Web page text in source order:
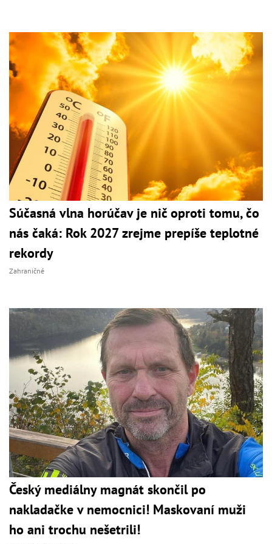
Súčasná vlna horúčav je nič oproti tomu, čo
nás čaká: Rok 2027 zrejme prepíše teplotné
rekordy
Zahraničné
Český mediálny magnát skončil po
nakladačke v nemocnici! Maskovaní muži
ho ani trochu nešetrili!